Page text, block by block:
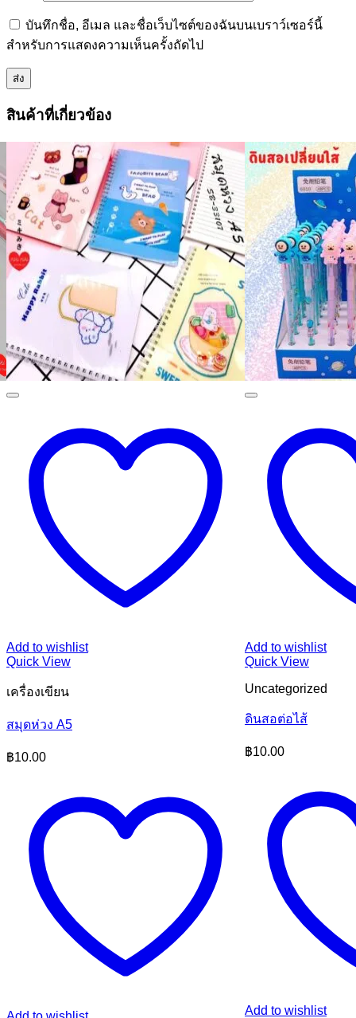
บันทึกชื่อ, อีเมล และชื่อเว็บไซต์ของฉันบนเบราว์เซอร์นี้
สำหรับการแสดงความเห็นครั้งถัดไป
สินค้าที่เกี่ยวข้อง
Add to wishlist
Quick View
เครื่องเขียน
สมุดห่วง A5
฿10.00
Add to wishlist
Quick View
Uncategorized
ดินสอต่อไส้
฿10.00
Add to wishlist